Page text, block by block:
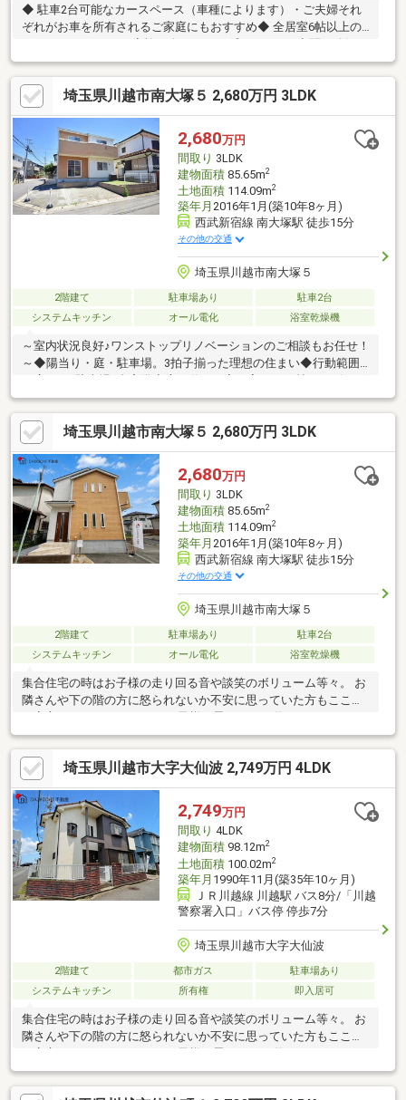
◆ 駐車2台可能なカースペース（車種によります）・ご夫婦それ
ぞれがお車を所有されるご家庭にもおすすめ◆ 全居室6帖以上の
ゆとりある4LDK・ご家族一人ひとりのプライベート空間を確保・
主寝室としても使いやすい約7.5帖の洋室◆ LD＋和室で広々約18
帖超の空間・LD約12.25帖と隣接する和室約6帖は一体利用が可
能・お子様の遊び場や家事スペース、来客用のお部屋としても活
躍します◆ 収納豊富な設計・各居室に収納を確保・季節物や趣味
用品なども収納しやすく、お部屋をすっきりお使いいただけます
埼玉県川越市南大塚５ 2,680万円 3LDK
2,680万円
間取り 3LDK
建物面積85.65m2
土地面積114.09m2
築年月 2016年1月(築10年8ヶ月)
西武新宿線 南大塚駅 徒歩15分
その他の交通
埼玉県川越市南大塚５
2階建て 駐車場あり
駐車2台
システムキッチン
オール電化 浴室乾燥機
～室内状況良好♪ワンストップリノベーションのご相談もお任せ！
～◆陽当り・庭・駐車場。3拍子揃った理想の住まい◆行動範囲
は冷暖房の効率もよいジャストな広さ◆基本料金をおさえて家計
に優しく♪オール電化で光熱費をスッキリ一本化！◆＋αのこだわ
りをプロが形に！プチリフォームも大歓迎！リフォームのプロが
物件探しに同行。間取りやデザイン・ローンまで一括サポート(要
予約)当該物件から当店まで車で12分！地域密着の「頼れるプロ」
にご相談ください【0120-727-478】までお電話をお待ちしており
ます。
埼玉県川越市南大塚５ 2,680万円 3LDK
2,680万円
間取り 3LDK
建物面積85.65m2
土地面積114.09m2
築年月 2016年1月(築10年8ヶ月)
西武新宿線 南大塚駅 徒歩15分
その他の交通
埼玉県川越市南大塚５
2階建て 駐車場あり
駐車2台
システムキッチン
オール電化 浴室乾燥機
集合住宅の時はお子様の走り回る音や談笑のボリューム等々。 お
隣さんや下の階の方に怒られないか不安に思っていた方もここな
ら安心です。 マイホームでお子様と思いっきり遊んでみません
か？【弊社では以下の５つをお客様にお約束いたします】1.物件
の善し悪しは全て正直にお話しします。2.無理な売り込みや契約
の催促、突然の訪問等、しつこい営業は一切行いません。3.契約
したら終わりではなくお引き渡し後、お引越し後もお客様のパー
トナーであること。 4.ウソやおとり広告は一切使いません。(デー
タ更新は迅速に行います。）5.お客様の個人情報は細心の注意を
払って取り扱いします。
埼玉県川越市大字大仙波 2,749万円 4LDK
2,749万円
間取り 4LDK
建物面積98.12m2
土地面積100.02m2
築年月 1990年11月(築35年10ヶ月)
ＪＲ川越線 川越駅 バス8分/「川越
警察署入口」バス停 停歩7分
埼玉県川越市大字大仙波
2階建て 都市ガス
駐車場あり
システムキッチン
所有権 即入居可
集合住宅の時はお子様の走り回る音や談笑のボリューム等々。 お
隣さんや下の階の方に怒られないか不安に思っていた方もここな
か？【弊社では以下の５つをお客様にお約束いたします】1.物件
の善し悪しは全て正直にお話しします。2.無理な売り込みや契約